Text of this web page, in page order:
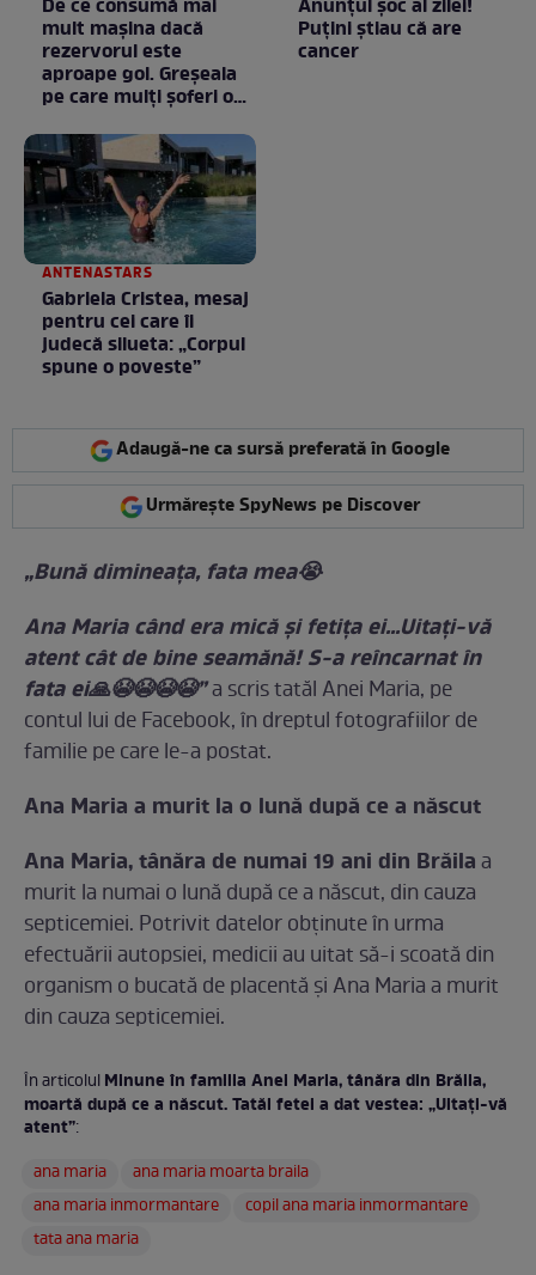
De ce consumă mai
mult mașina dacă
rezervorul este
aproape gol. Greșeala
pe care mulți șoferi o
Anunţul şoc al zilei!
Puţini ştiau că are
cancer
ANTENASTARS
Gabriela Cristea, mesaj
pentru cei care îi
judecă silueta: „Corpul
spune o poveste”
Adaugă-ne ca sursă preferată în Google
Urmărește SpyNews pe Discover
„Bună dimineața, fata mea😭
Ana Maria când era mică și fetița ei...Uitați-vă
atent cât de bine seamănă! S-a reîncarnat în
fata ei🙏😭😭😭😭”a scris tatăl Anei Maria, pe
contul lui de Facebook, în dreptul fotografiilor de
familie pe care le-a postat.
Ana Maria a murit la o lună după ce a născut
Ana Maria, tânăra de numai 19 ani din Brăilaa
murit la numai o lună după ce a născut, din cauza
septicemiei. Potrivit datelor obținute în urma
efectuării autopsiei, medicii au uitat să-i scoată din
organism o bucată de placentă și Ana Maria a murit
din cauza septicemiei.
În articolulMinune în familia Anei Maria, tânăra din Brăila,
moartă după ce a născut. Tatăl fetei a dat vestea: „Uitați-vă
atent”:
ana maria
ana maria moarta braila
ana maria inmormantare
copil ana maria inmormantare
tata ana maria